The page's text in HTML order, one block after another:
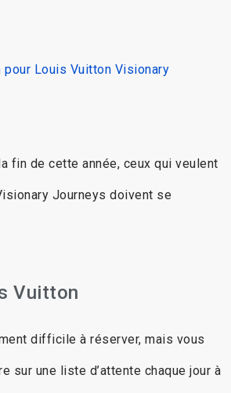
Louis Vuitton Visionary
fin de cette année, ceux qui veulent
Journeys doivent se
Vuitton
difficile à réserver, mais vous
sur une liste d’attente chaque jour à